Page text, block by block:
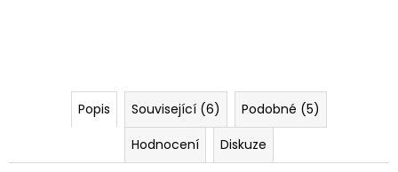
Popis Související (6)
Podobné (5)
Hodnocení
Diskuze